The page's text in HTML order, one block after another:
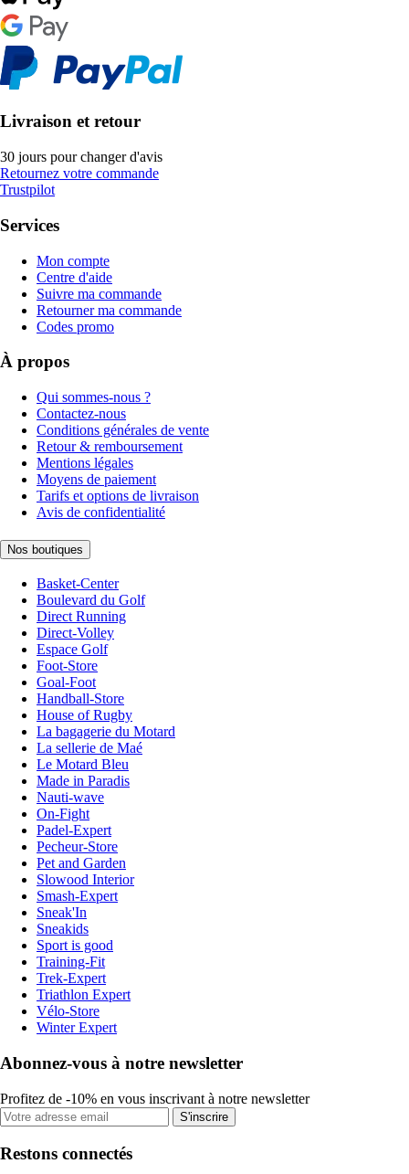
Livraison et retour
30 jours pour changer d'avis
Retournez votre commande
Trustpilot
Services
Mon compte
Centre d'aide
Suivre ma commande
Retourner ma commande
Codes promo
À propos
Qui sommes-nous ?
Contactez-nous
Conditions générales de vente
Retour & remboursement
Mentions légales
Moyens de paiement
Tarifs et options de livraison
Avis de confidentialité
Nos boutiques
Basket-Center
Boulevard du Golf
Direct Running
Direct-Volley
Espace Golf
Foot-Store
Goal-Foot
Handball-Store
House of Rugby
La bagagerie du Motard
La sellerie de Maé
Le Motard Bleu
Made in Paradis
Nauti-wave
On-Fight
Padel-Expert
Pecheur-Store
Pet and Garden
Slowood Interior
Smash-Expert
Sneak'In
Sneakids
Sport is good
Training-Fit
Trek-Expert
Triathlon Expert
Vélo-Store
Winter Expert
Abonnez-vous à notre newsletter
Profitez de -10% en vous inscrivant à notre newsletter
S'inscrire
Restons connectés